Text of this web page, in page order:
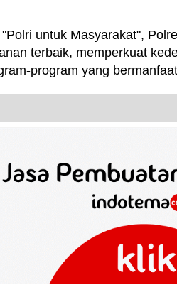
untuk Masyarakat",
terbaik, memperkuat
program yang